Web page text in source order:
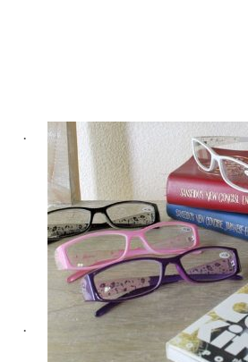
.